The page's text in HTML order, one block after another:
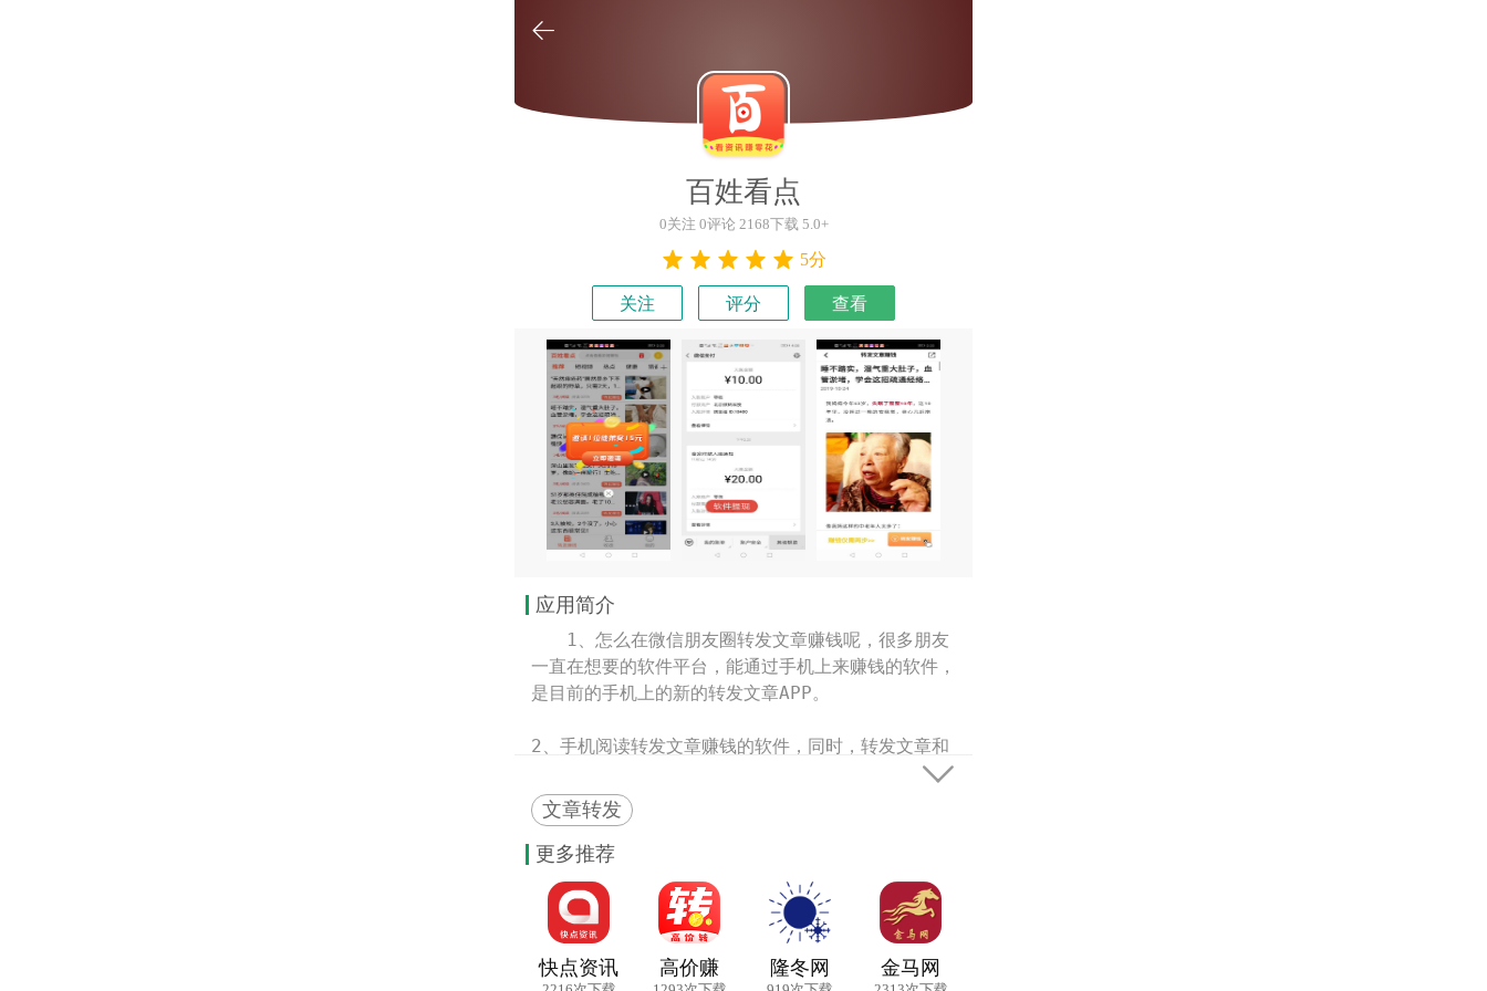

百姓看点
0关注 0评论 2168下载 5.0+
5分
关注 评分 查看
应用简介
1、怎么在微信朋友圈转发文章赚钱呢，很多朋友
一直在想要的软件平台，能通过手机上来赚钱的软件，
是目前的手机上的新的转发文章APP。
2、手机阅读转发文章赚钱的软件，同时，转发文章和
3、同时也是有票子上的出品的转发文章平台，你可以
下载百姓看点就能在手机上挣钱。

文章转发
更多推荐
快点资讯 高价赚 隆冬网 金马网